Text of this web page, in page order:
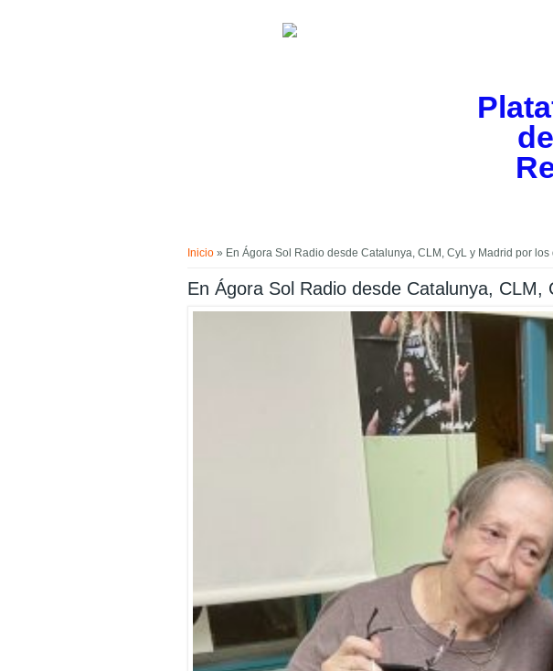
Usted está aquí
Inicio » En Ágora Sol Radio desde Catalunya, CLM, CyL y Madrid por
En Ágora Sol Radio desde Catalunya,